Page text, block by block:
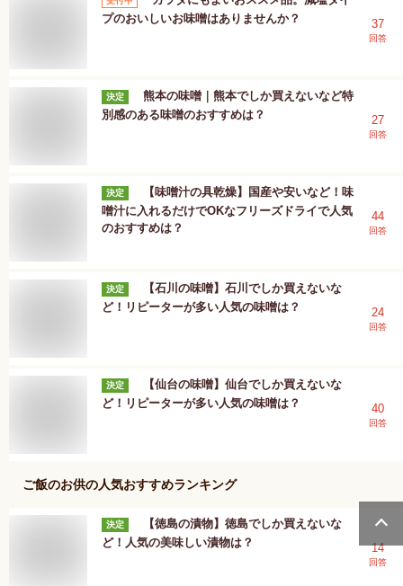
プのおいしいお味噌はありませんか？
37
回答
決定
熊本の味噌｜熊本でしか買えないなど特
別感のある味噌のおすすめは？
27
回答
決定
【味噌汁の具乾燥】国産や安いなど！味
噌汁に入れるだけでOKなフリーズドライで人気
のおすすめは？
44
回答
決定
【石川の味噌】石川でしか買えないな
ど！リピーターが多い人気の味噌は？
24
回答
決定
【仙台の味噌】仙台でしか買えないな
ど！リピーターが多い人気の味噌は？
40
回答
ご飯のお供の人気おすすめランキング
決定
【徳島の漬物】徳島でしか買えないな
ど！人気の美味しい漬物は？
14
回答